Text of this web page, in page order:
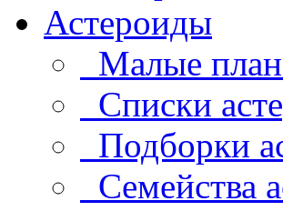
Астероиды
Малые
Списки
Подборки
Семейства